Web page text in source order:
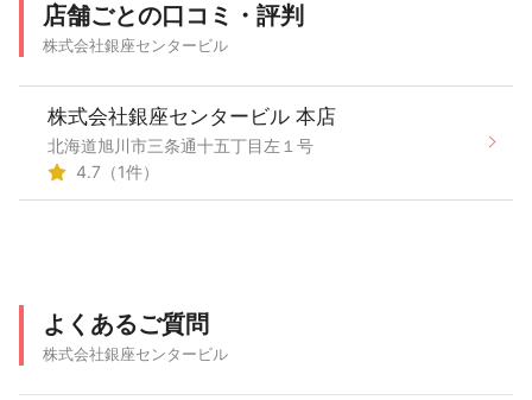
店舗ごとの口コミ・評判
株式会社銀座センタービル
株式会社銀座センタービル 本店
北海道旭川市三条通十五丁目左１号
4.7（1件）
よくあるご質問
株式会社銀座センタービル